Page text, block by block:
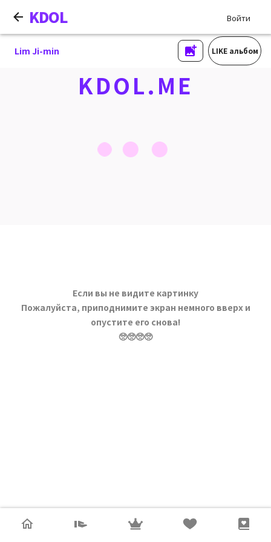
KDOL Войти
Lim Ji-min LIKE альбом
KDOL.ME
Если вы не видите картинку
Пожалуйста, приподнимите экран немного вверх и
опустите его снова!
🥺🥺🥺🥺